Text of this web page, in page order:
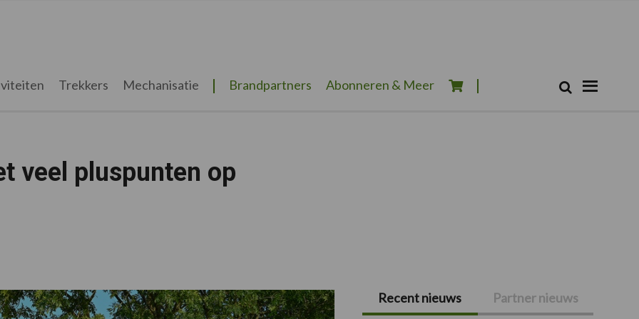
Trekkers Mechanisatie Brandpartners Abonneren & Meer Zoek
veel pluspunten op
Primaire
Recent nieuws Partner nieuws